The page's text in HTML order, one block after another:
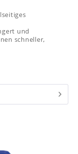
und
schneller,